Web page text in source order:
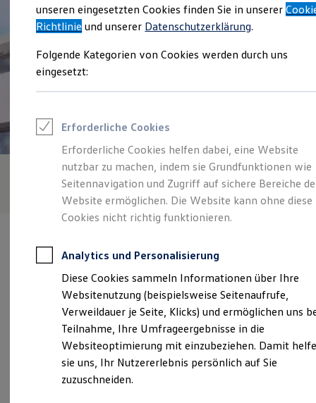
Aktuelle Angebote
E-Auto-Förderung
Volkswagen Marktplatz
Junge Gebrauchtwagen und Gebrauchtwagen
Volkswagen Zertifizierte Gebrauchtwagen
Zubehör- und Serviceangebote
Leasing
Leasing-Angebote
Gebrauchtwagen Leasing
Junge Gebrauchtwagen-Leasing
Elektroauto Leasing
Kleinwagen-Leasing
Leasing ohne Anzahlung
Finanzierung
Kfz-Versicherung
Restschuldversicherungen
Garantien
Wartungsverträge
Geschäftskunden
Professional Class bei Volkswagen
Großkunden
Behörden
Direktkunden
Sonderfahrzeuge
Anpfiff zum Gewinn
Schultz Vertrieb GmbH & Co. KG (Impressum & Rechtliches)
unseren eingesetzten Cookies finden Sie in unserer
Richtlinie und unserer Datenschutzerklärung.
Folgende Kategorien von Cookies werden durch uns
eingesetzt:
Erforderliche Cookies
Erforderliche Cookies helfen dabei, eine Website
nutzbar zu machen, indem sie Grundfunktionen wie
Seitennavigation und Zugriff auf sichere Bereiche
Website ermöglichen. Die Website kann ohne diese
Cookies nicht richtig funktionieren.
Analytics und Personalisierung
Diese Cookies sammeln Informationen über Ihre
Websitenutzung (beispielsweise Seitenaufrufe,
Verweildauer je Seite, Klicks) und ermöglichen uns
Teilnahme, Ihre Umfrageergebnisse in die
Websiteoptimierung mit einzubeziehen. Damit
sie uns, Ihr Nutzererlebnis persönlich auf Sie
zuzuschneiden.